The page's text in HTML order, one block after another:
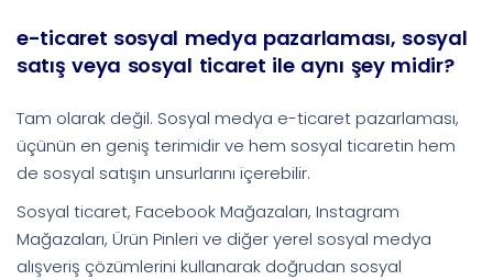
e-ticaret sosyal medya pazarlaması, sosyal
satış veya sosyal ticaret ile aynı şey midir?
Tam olarak değil. Sosyal medya e-ticaret pazarlaması,
üçünün en geniş terimidir ve hem sosyal ticaretin hem
de sosyal satışın unsurlarını içerebilir.
Sosyal ticaret, Facebook Mağazaları, Instagram
Mağazaları, Ürün Pinleri ve diğer yerel sosyal medya
alışveriş çözümlerini kullanarak doğrudan sosyal